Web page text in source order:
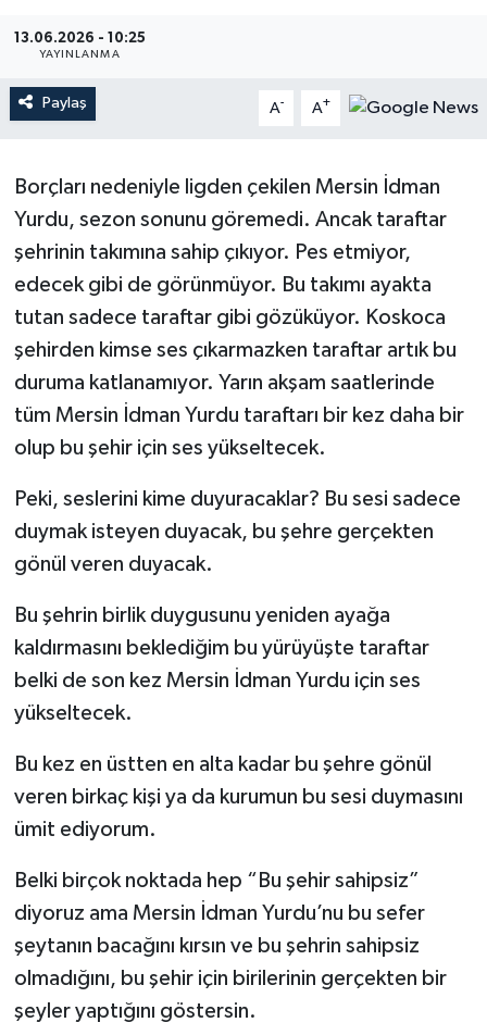
13.06.2026 - 10:25
YAYINLANMA
Paylaş A- A+
Borçları nedeniyle ligden çekilen Mersin İdman
Yurdu, sezon sonunu göremedi. Ancak taraftar
şehrinin takımına sahip çıkıyor. Pes etmiyor,
edecek gibi de görünmüyor. Bu takımı ayakta
tutan sadece taraftar gibi gözüküyor. Koskoca
şehirden kimse ses çıkarmazken taraftar artık bu
duruma katlanamıyor. Yarın akşam saatlerinde
tüm Mersin İdman Yurdu taraftarı bir kez daha bir
olup bu şehir için ses yükseltecek.
Peki, seslerini kime duyuracaklar? Bu sesi sadece
duymak isteyen duyacak, bu şehre gerçekten
gönül veren duyacak.
Bu şehrin birlik duygusunu yeniden ayağa
kaldırmasını beklediğim bu yürüyüşte taraftar
belki de son kez Mersin İdman Yurdu için ses
yükseltecek.
Bu kez en üstten en alta kadar bu şehre gönül
veren birkaç kişi ya da kurumun bu sesi duymasını
ümit ediyorum.
Belki birçok noktada hep “Bu şehir sahipsiz”
diyoruz ama Mersin İdman Yurdu’nu bu sefer
şeytanın bacağını kırsın ve bu şehrin sahipsiz
olmadığını, bu şehir için birilerinin gerçekten bir
şeyler yaptığını göstersin.
Magazin
Mersin
Politika
Resmi İlan
Sağlık
Spor
Teknoloji